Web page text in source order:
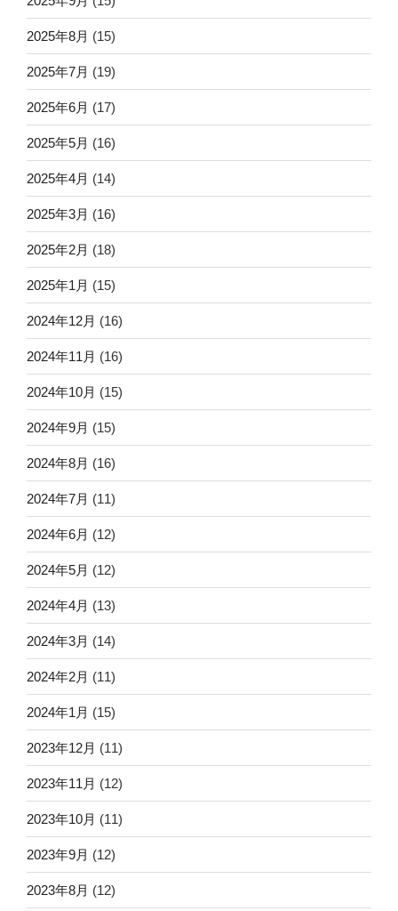
2025年8月 (15)
2025年7月 (19)
2025年6月 (17)
2025年5月 (16)
2025年4月 (14)
2025年3月 (16)
2025年2月 (18)
2025年1月 (15)
2024年12月 (16)
2024年11月 (16)
2024年10月 (15)
2024年9月 (15)
2024年8月 (16)
2024年7月 (11)
2024年6月 (12)
2024年5月 (12)
2024年4月 (13)
2024年3月 (14)
2024年2月 (11)
2024年1月 (15)
2023年12月 (11)
2023年11月 (12)
2023年10月 (11)
2023年9月 (12)
2023年8月 (12)